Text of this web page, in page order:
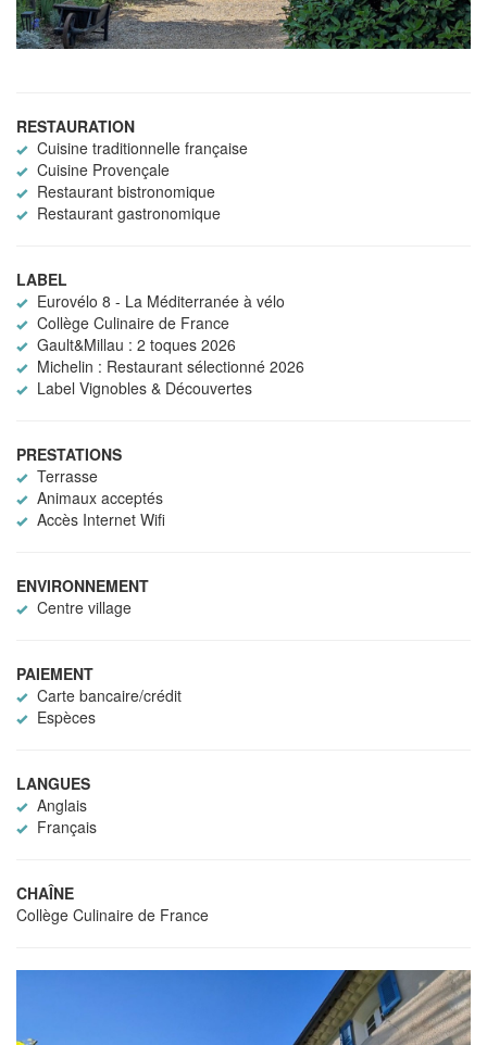
RESTAURATION
Cuisine traditionnelle française
Cuisine Provençale
Restaurant bistronomique
Restaurant gastronomique
LABEL
Eurovélo 8 - La Méditerranée à vélo
Collège Culinaire de France
Gault&Millau : 2 toques 2026
Michelin : Restaurant sélectionné 2026
Label Vignobles & Découvertes
PRESTATIONS
Terrasse
Animaux acceptés
Accès Internet Wifi
ENVIRONNEMENT
Centre village
PAIEMENT
Carte bancaire/crédit
Espèces
LANGUES
Anglais
Français
CHAÎNE
Collège Culinaire de France